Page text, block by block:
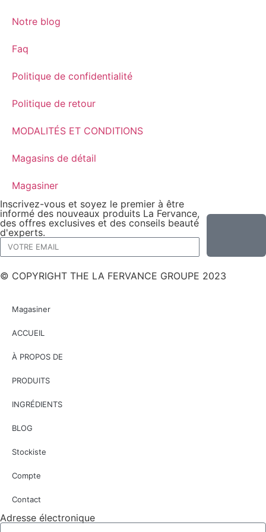
Notre blog
Faq
Politique de confidentialité
Politique de retour
MODALITÉS ET CONDITIONS
Magasins de détail
Magasiner
Inscrivez-vous et soyez le premier à être
informé des nouveaux produits La Fervance,
des offres exclusives et des conseils beauté
d'experts.
© COPYRIGHT THE LA FERVANCE GROUPE 2023
Magasiner
ACCUEIL
À PROPOS DE
PRODUITS
INGRÉDIENTS
BLOG
Stockiste
Compte
Contact
Adresse électronique